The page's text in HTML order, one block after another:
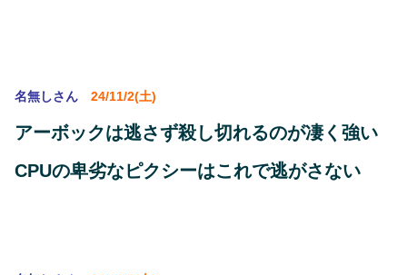
名無しさん 24/11/2(土)
アーボックは逃さず殺し切れるのが凄く強い
CPUの卑劣なピクシーはこれで逃がさない